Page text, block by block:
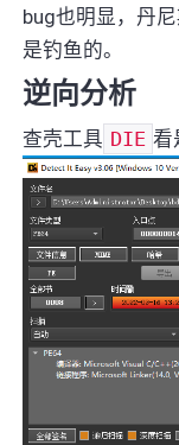
bug也明显，丹
是钓鱼的。
逆向分析
查壳工具 DIE 看